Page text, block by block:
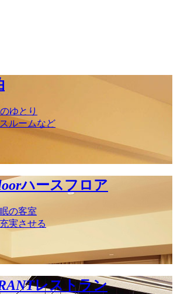
ゆとり
ルームなど
ハースフロア
の客室
実させる
レストラン